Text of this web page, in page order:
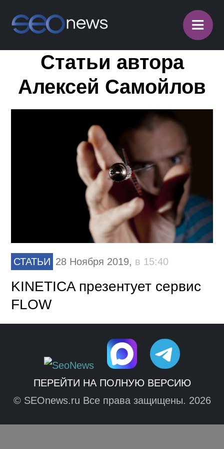
≡
Статьи автора
Алексей Самойлов
СТАТЬИ 28 Ноября 2019, в 15:40
KINETICA презентует сервис
FLOW
ПЕРЕЙТИ НА ПОЛНУЮ ВЕРСИЮ
© SEOnews.ru Все права защищены. 2026